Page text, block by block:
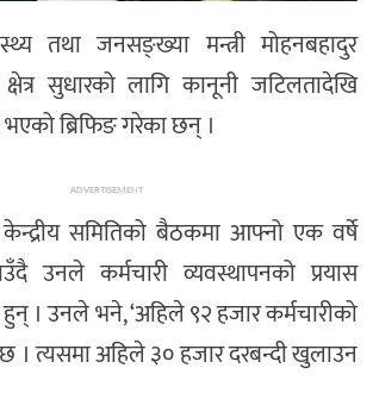
तथा जनसङ्ख्या मन्त्री मोहनबहादुर
सुधारको लागि कानूनी जटिलतादेखि
ब्रिफिङ गरेका छन् ।
ADVERTISEMENT
समितिको बैठकमा आफ्नो एक वर्षे
उनले कर्मचारी व्यवस्थापनको प्रयास
। उनले भने, ‘अहिले ९२ हजार कर्मचारीको
त्यसमा अहिले ३० हजार दरबन्दी खुलाउन